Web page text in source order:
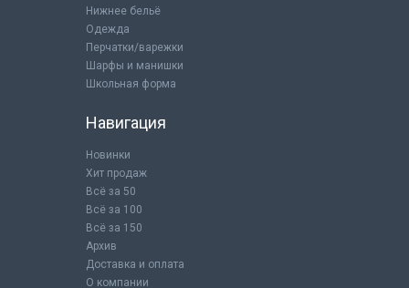
Нижнее бельё
Одежда
Перчатки/варежки
Шарфы и манишки
Школьная форма
Навигация
Новинки
Хит продаж
Всё за 50
Всё за 100
Всё за 150
Архив
Доставка и оплата
О компании